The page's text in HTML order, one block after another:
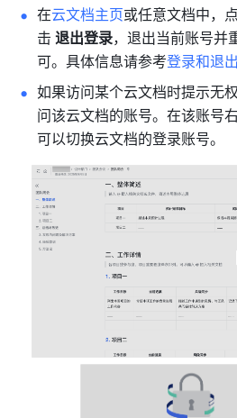
在云文档主页或任意文档中，
击 退出登录，退出当前账号并
可。具体信息请参考登录和退
如果访问某个云文档时提示无
问该云文档的账号。在该账号
可以切换云文档的登录账号。